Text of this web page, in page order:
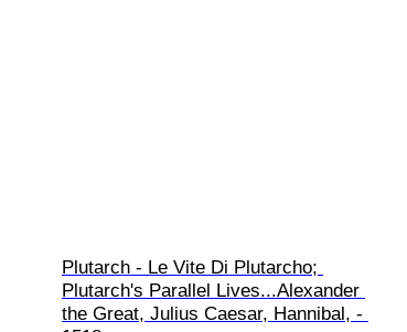
Plutarch - Le Vite Di Plutarcho;
Plutarch's Parallel Lives...Alexander
the Great, Julius Caesar, Hannibal, -